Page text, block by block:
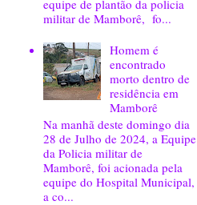
equipe de plantão da policia
militar de Mamborê, fo...
Homem é
encontrado
morto dentro de
residência em
Mamborê
Na manhã deste domingo dia
28 de Julho de 2024, a Equipe
da Policia militar de
Mamborê, foi acionada pela
equipe do Hospital Municipal,
a co...